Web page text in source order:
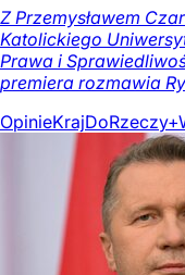
Z Przemysławem
Katolickiego
Prawa i
premiera rozmawia
OpinieKrajDoRzeczy+